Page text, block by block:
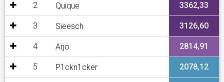
2 Quique 3362,33
3 Sieesch 3126,60
4 Arjo 2814,91
5 P1ckn1cker 2078,12